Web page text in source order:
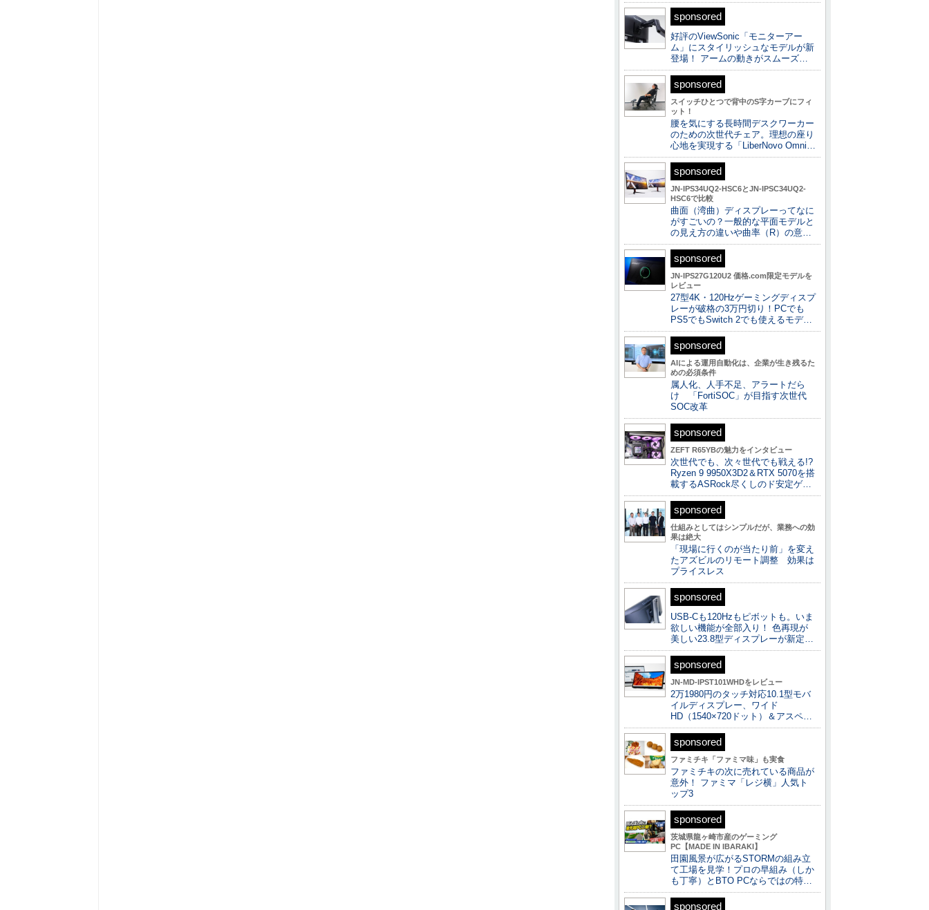
sponsored
好評のViewSonic「モニターアー
ム」にスタイリッシュなモデルが新
登場！ アームの動きがスムーズ…
sponsored
スイッチひとつで背中のS字カーブにフィ
ット！
腰を気にする長時間デスクワーカー
のための次世代チェア。理想の座り
心地を実現する「LiberNovo Omni…
sponsored
JN-IPS34UQ2-HSC6とJN-IPSC34UQ2-
HSC6で比較
曲面（湾曲）ディスプレーってなに
がすごいの？一般的な平面モデルと
の見え方の違いや曲率（R）の意…
sponsored
JN-IPS27G120U2 価格.com限定モデルを
レビュー
27型4K・120Hzゲーミングディスプ
レーが破格の3万円切り！PCでも
PS5でもSwitch 2でも使えるモデ…
sponsored
AIによる運用自動化は、企業が生き残るた
めの必須条件
属人化、人手不足、アラートだら
け 「FortiSOC」が目指す次世代
SOC改革
sponsored
ZEFT R65YBの魅力をインタビュー
次世代でも、次々世代でも戦える!?
Ryzen 9 9950X3D2＆RTX 5070を搭
載するASRock尽くしのド安定ゲ…
sponsored
仕組みとしてはシンプルだが、業務への効
果は絶大
「現場に行くのが当たり前」を変え
たアズビルのリモート調整 効果は
プライスレス
sponsored
USB-Cも120Hzもピボットも。いま
欲しい機能が全部入り！ 色再現が
美しい23.8型ディスプレーが新定…
sponsored
JN-MD-IPST101WHDをレビュー
2万1980円のタッチ対応10.1型モバ
イルディスプレー、ワイド
HD（1540×720ドット）＆アスペ…
sponsored
ファミチキ「ファミマ味」も実食
ファミチキの次に売れている商品が
意外！ ファミマ「レジ横」人気ト
ップ3
sponsored
茨城県龍ヶ崎市産のゲーミング
PC【MADE IN IBARAKI】
田園風景が広がるSTORMの組み立
て工場を見学！プロの早組み（しか
も丁寧）とBTO PCならではの特…
sponsored